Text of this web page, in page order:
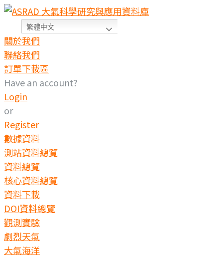
繁體中文
關於我們
聯絡我們
訂單下載區
Have an account?
Login
or
Register
數據資料
測站資料總覽
資料總覽
核心資料總覽
資料下載
DOI資料總覽
觀測實驗
劇烈天氣
大氣海洋